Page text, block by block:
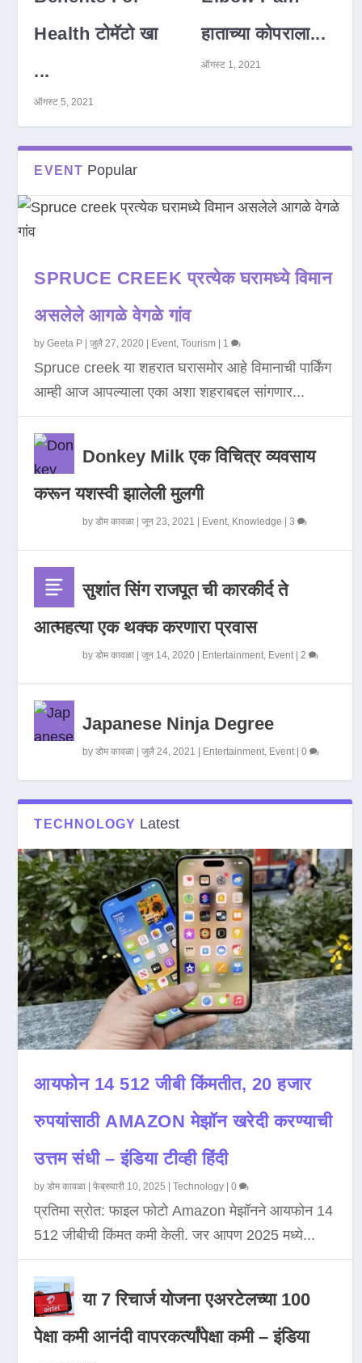
Health टोमॅटो खा
...
ऑगस्ट 5, 2021
हाताच्या कोपराला...
ऑगस्ट 1, 2021
EVENT Popular
SPRUCE CREEK प्रत्येक घरामध्ये विमान
असलेले आगळे वेगळे गांव
byGeeta P |जुलै 27, 2020 Event,Tourism 1
Spruce creek या शहरात घरासमोर आहे विमानाची पार्किंग
आम्ही आज आपल्याला एका अशा शहराबद्दल सांगणार...
Donkey Milk एक विचित्र व्यवसाय
करून यशस्वी झालेली मुलगी
byडोम कावळा |जून 23, 2021 Event, Knowledge |3
सुशांत सिंग राजपूत ची कारकीर्द ते
आत्महत्या एक थक्क करणारा प्रवास
byडोम कावळा |जून 14, 2020 Entertainment, Event|2
Japanese Ninja Degree
byडोम कावळा |जुलै 24, 2021 Entertainment, Event|0
TECHNOLOGY Latest
आयफोन 14 512 जीबी किंमतीत, 20 हजार
रुपयांसाठी AMAZON मेझॉन खरेदी करण्याची
उत्तम संधी – इंडिया टीव्ही हिंदी
byडोम कावळा |फेब्रुवारी 10, 2025 |Technology |0
प्रतिमा स्रोत: फाइल फोटो Amazon मेझॉनने आयफोन 14
512 जीबीची किंमत कमी केली. जर आपण 2025 मध्ये...
या 7 रिचार्ज योजना एअरटेलच्या 100
पेक्षा कमी आनंदी वापरकर्त्यांपेक्षा कमी – इंडिया